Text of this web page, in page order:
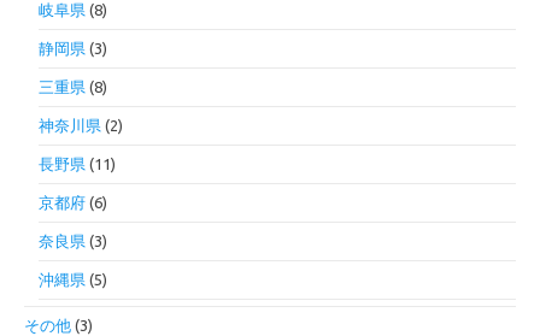
岐阜県 (8)
静岡県 (3)
三重県 (8)
神奈川県 (2)
長野県 (11)
京都府 (6)
奈良県 (3)
沖縄県 (5)
その他 (3)